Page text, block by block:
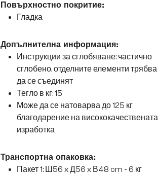
Повърхностно покритие:
Гладка
Допълнителна информация:
Инструкции за сглобяване: частично
сглобено, отделните елементи трябва
да се съединят
Тегло в кг: 15
Може да се натоварва до 125 кг
благодарение на висококачествената
изработка
Транспортна опаковка:
Пакет 1: Ш56 x Д56 x В48 cm - 6 кг